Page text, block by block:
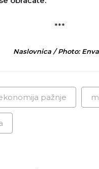
***
Naslovnica / Photo:
pažnje